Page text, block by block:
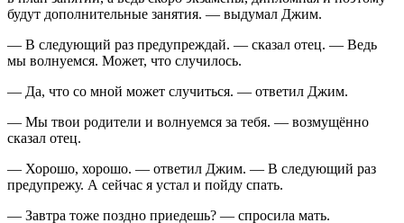
будут дополнительные занятия. — выдумал Джим.
— В следующий раз предупреждай. — сказал отец. — Ведь
мы волнуемся. Может, что случилось.
— Да, что со мной может случиться. — ответил Джим.
— Мы твои родители и волнуемся за тебя. — возмущённо
сказал отец.
— Хорошо, хорошо. — ответил Джим. — В следующий раз
предупрежу. А сейчас я устал и пойду спать.
— Завтра тоже поздно приедешь? — спросила мать.